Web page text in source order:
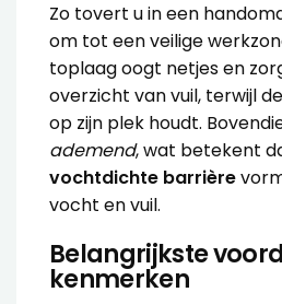
Zo tovert u in een
om tot een veilige
toplaag oogt netjes en
overzicht van vuil, terwijl
op zijn plek houdt.
ademend, wat betekent
vochtdichte barrière
vocht en vuil.
Belangrijkste
kenmerken